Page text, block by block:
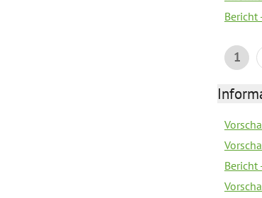
Bericht
1
Bericht